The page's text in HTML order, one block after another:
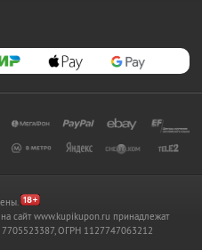
сайт www.kupikupon.ru принадлежат
ОГРН 1127747063212